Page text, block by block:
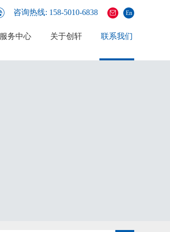
En
咨询热线: 158-5010-6838
服务中心 关于创轩 联系我们